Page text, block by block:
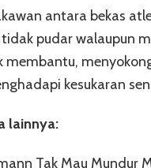
antara bekas
pudar walaupun
membantu,
kesukaran
lainnya:
Tak Mau Mundur